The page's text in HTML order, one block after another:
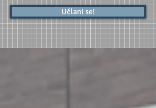
Učlani se!